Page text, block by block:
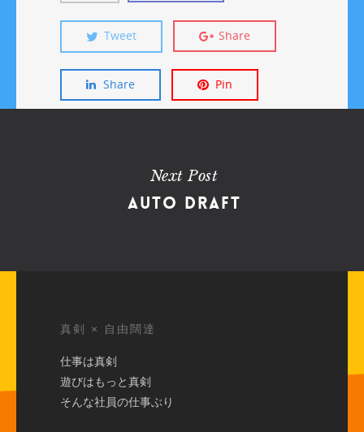
Tweet Share
Share Pin
Next Post
Auto Draft
真剣 × 自由闊達
仕事は真剣
遊びはもっと真剣
そんな社員の仕事ぶり